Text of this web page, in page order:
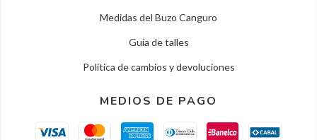
Medidas del Buzo Canguro
Guía de talles
Politica de cambios y devoluciones
MEDIOS DE PAGO